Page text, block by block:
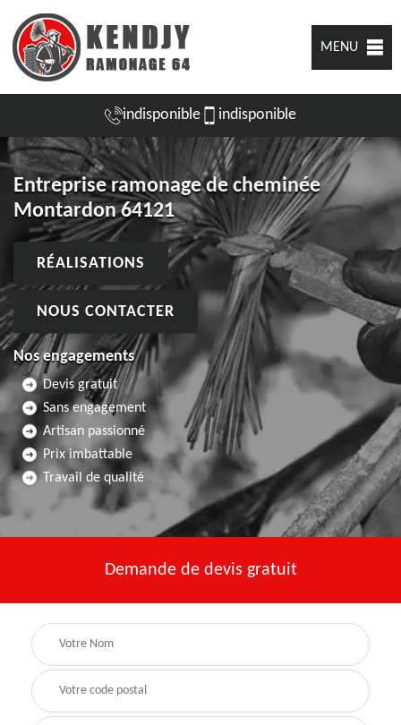
MENU
indisponible indisponible
Entreprise ramonage de cheminée
Montardon 64121
RÉALISATIONS
NOUS CONTACTER
Nos engagements
Devis gratuit
Sans engagement
Artisan passionné
Prix imbattable
Travail de qualité
Demande de devis gratuit